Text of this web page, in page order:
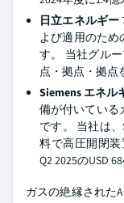
日立エネルギー
よび適用のため
す。 当社グル
点・拠点・拠点
Siemens エネル
備が付いている
です。 当社は
料で高圧開閉
Q2 2025のUSD
ガスの絶縁された